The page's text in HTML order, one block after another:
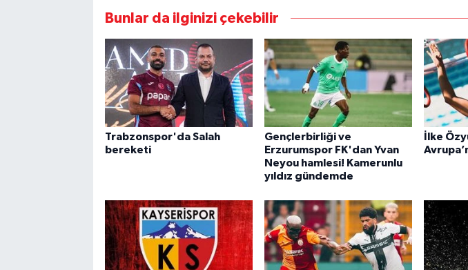
Bunlar da ilginizi çekebilir
Trabzonspor'da Salah
bereketi
Gençlerbirliği ve
Erzurumspor FK'dan Yvan
Neyou hamlesi! Kamerunlu
yıldız gündemde
İlke